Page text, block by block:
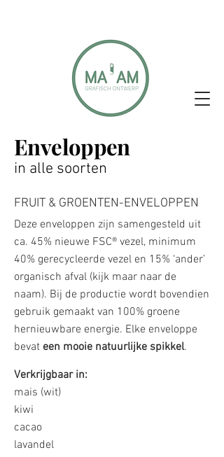
Enveloppen
in alle soorten
FRUIT & GROENTEN-ENVELOPPEN
Deze enveloppen zijn samengesteld uit
ca. 45% nieuwe FSC® vezel, minimum
40% gerecycleerde vezel en 15% ‘ander’
organisch afval (kijk maar naar de
naam). Bij de productie wordt bovendien
gebruik gemaakt van 100% groene
hernieuwbare energie. Elke enveloppe
bevat een mooie natuurlijke spikkel.
Verkrijgbaar in:
mais (wit)
kiwi
cacao
lavandel